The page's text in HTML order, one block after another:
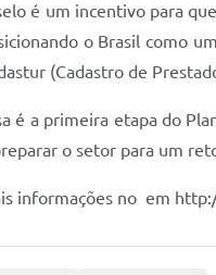
é um incentivo para
o Brasil como
(Cadastro de
é a primeira etapa do
o setor para um
informações no em